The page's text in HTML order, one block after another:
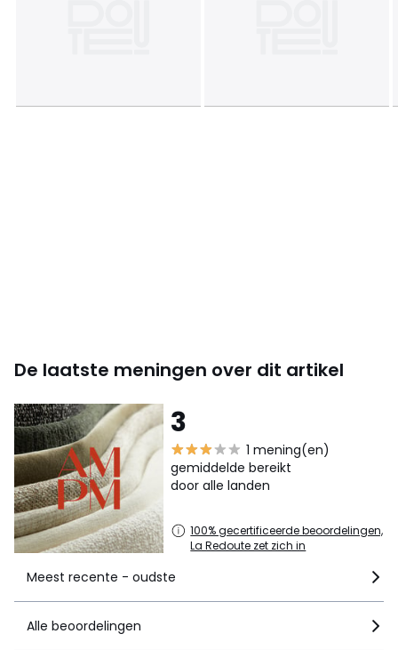
De laatste meningen over dit artikel
3
1 mening(en)
gemiddelde bereikt
door alle landen
100% gecertificeerde beoordelingen,
La Redoute zet zich in
Meest recente - oudste
Alle beoordelingen